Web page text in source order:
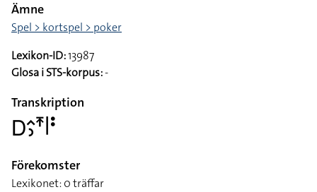
Ämne
Spel > kortspel > poker
Lexikon-ID:13987
Glosa i STS-korpus:-
Transkription
􌦫􌤵􌤶􌥵􌥼􌥻
Förekomster
Lexikonet: 0 träffar